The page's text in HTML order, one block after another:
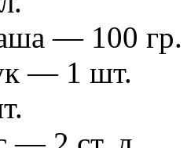
— 100 гр.
— 1 шт.